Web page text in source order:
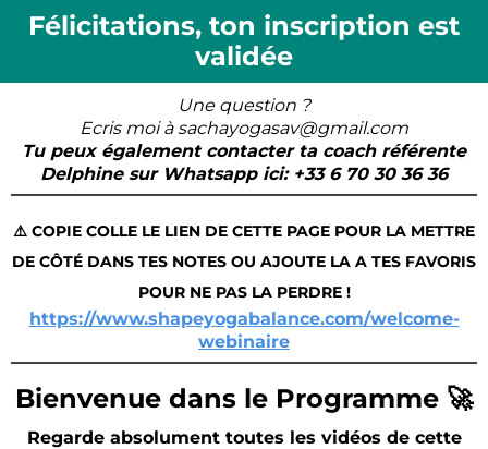
Félicitations, ton inscription est
validée
Une question ?
Ecris moi à sachayogasav@gmail.com
Tu peux également contacter ta coach référente
Delphine sur Whatsapp ici: +33 6 70 30 36 36
⚠️ COPIE COLLE LE LIEN DE CETTE PAGE POUR LA METTRE
DE CÔTÉ DANS TES NOTES OU AJOUTE LA A TES FAVORIS
POUR NE PAS LA PERDRE !
https://www.shapeyogabalance.com/welcome-
webinaire
Bienvenue dans le Programme 🚀
Regarde absolument toutes les vidéos de cette